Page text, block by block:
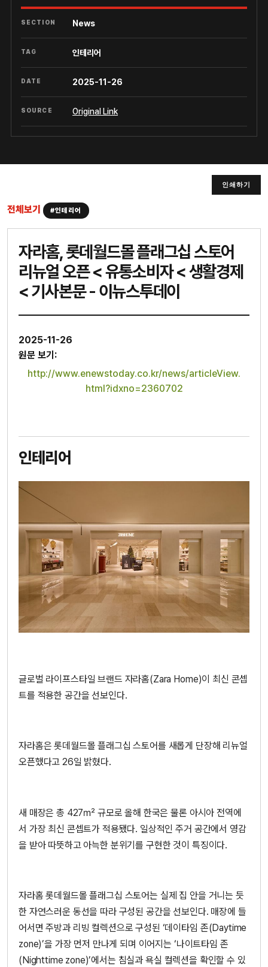
SECTION News
TAG 인테리어
DATE 2025-11-26
SOURCE Original Link
인쇄하기
전체보기 #인테리어
자라홈, 롯데월드몰 플래그십 스토어
리뉴얼 오픈 < 유통소비자 < 생활경제
< 기사본문 - 이뉴스투데이
2025-11-26
원문 보기:
http://www.enewstoday.co.kr/news/articleView.
html?idxno=2360702
인테리어
글로벌 라이프스타일 브랜드 자라홈(Zara Home)이 최신 콘셉
트를 적용한 공간을 선보인다.
자라홈은 롯데월드몰 플래그십 스토어를 새롭게 단장해 리뉴얼
오픈했다고 26일 밝혔다.
새 매장은 총 427㎡ 규모로 올해 한국은 물론 아시아 전역에
서 가장 최신 콘셉트가 적용됐다. 일상적인 주거 공간에서 영감
을 받아 따뜻하고 아늑한 분위기를 구현한 것이 특징이다.
자라홈 롯데월드몰 플래그십 스토어는 실제 집 안을 거니는 듯
한 자연스러운 동선을 따라 구성된 공간을 선보인다. 매장에 들
어서면 주방과 리빙 컬렉션으로 구성된 ‘데이타임 존(Daytime
zone)’을 가장 먼저 만나게 되며 이어지는 ‘나이트타임 존
(Nighttime zone)’에서는 침실과 욕실 컬렉션을 확인할 수 있